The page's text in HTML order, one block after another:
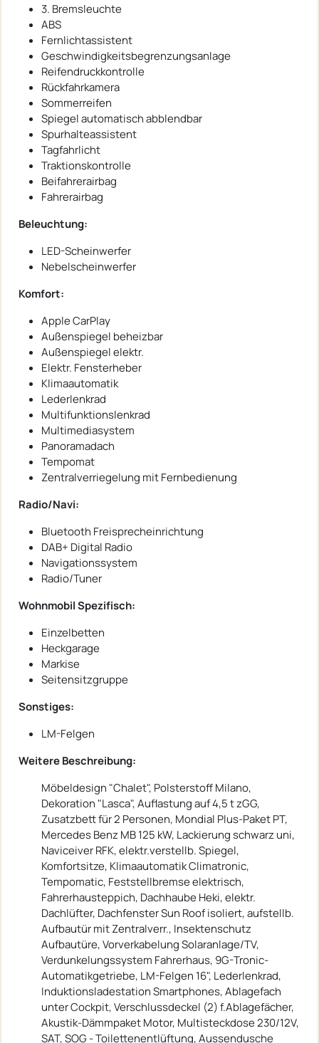
3. Bremsleuchte
ABS
Fernlichtassistent
Geschwindigkeitsbegrenzungsanlage
Reifendruckkontrolle
Rückfahrkamera
Sommerreifen
Spiegel automatisch abblendbar
Spurhalteassistent
Tagfahrlicht
Traktionskontrolle
Beifahrerairbag
Fahrerairbag
Beleuchtung:
LED-Scheinwerfer
Nebelscheinwerfer
Komfort:
Apple CarPlay
Außenspiegel beheizbar
Außenspiegel elektr.
Elektr. Fensterheber
Klimaautomatik
Lederlenkrad
Multifunktionslenkrad
Multimediasystem
Panoramadach
Tempomat
Zentralverriegelung mit Fernbedienung
Radio/Navi:
Bluetooth Freisprecheinrichtung
DAB+ Digital Radio
Navigationssystem
Radio/Tuner
Wohnmobil Spezifisch:
Einzelbetten
Heckgarage
Markise
Seitensitzgruppe
Sonstiges:
LM-Felgen
Weitere Beschreibung:
Möbeldesign "Chalet", Polsterstoff Milano,
Dekoration "Lasca", Auflastung auf 4,5 t zGG,
Zusatzbett für 2 Personen, Mondial Plus-Paket PT,
Mercedes Benz MB 125 kW, Lackierung schwarz uni,
Naviceiver RFK, elektr.verstellb. Spiegel,
Komfortsitze, Klimaautomatik Climatronic,
Tempomatic, Feststellbremse elektrisch,
Fahrerhausteppich, Dachhaube Heki, elektr.
Dachlüfter, Dachfenster Sun Roof isoliert, aufstellb.
Aufbautür mit Zentralverr., Insektenschutz
Aufbautüre, Vorverkabelung Solaranlage/TV,
Verdunkelungssystem Fahrerhaus, 9G-Tronic-
Automatikgetriebe, LM-Felgen 16", Lederlenkrad,
Induktionsladestation Smartphones, Ablagefach
unter Cockpit, Verschlussdeckel (2) f.Ablagefächer,
Akustik-Dämmpaket Motor, Multisteckdose 230/12V,
SAT, SOG - Toilettenentlüftung, Aussendusche